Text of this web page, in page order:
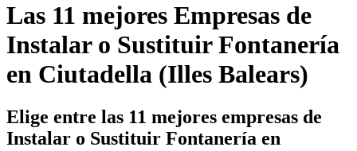
Las 11 mejores Empresas de
Instalar o Sustituir Fontanería
en Ciutadella (Illes Balears)
Elige entre las 11 mejores empresas de
Instalar o Sustituir Fontanería en